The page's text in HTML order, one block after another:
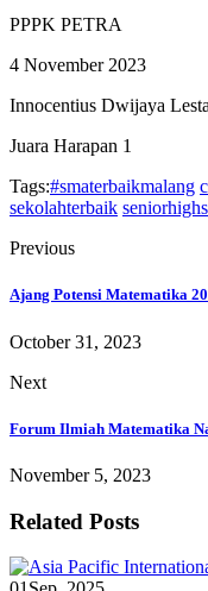
PPPK PETRA
4 November 2023
Innocentius Dwijaya
Juara Harapan 1
Tags:#smaterbaikmalang
sekolahterbaik
Previous
Ajang Potensi Matematika
October 31, 2023
Next
Forum Ilmiah Matematika
November 5, 2023
Related Posts